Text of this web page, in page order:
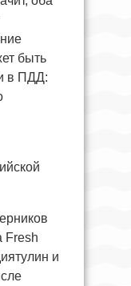
быть
в ПДД:
Fresh
и